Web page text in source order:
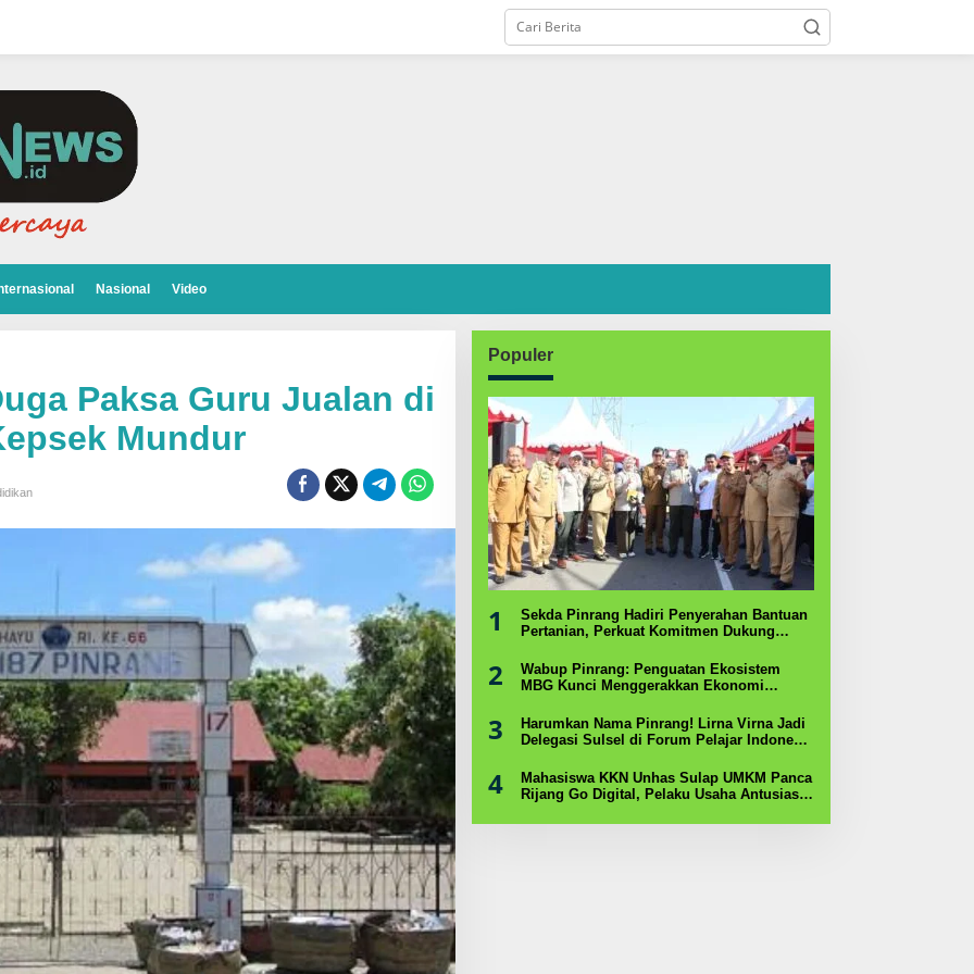
Nasional Video
Paksa Guru Jualan di
Mundur
Populer
1
Sekda Pinrang Hadiri Penyerahan Bantuan
Pertanian, Perkuat Komitmen Dukung
2
Wabup Pinrang: Penguatan Ekosistem
MBG Kunci Menggerakkan Ekonomi
3
Harumkan Nama Pinrang! Lirna Virna Jadi
Delegasi Sulsel di Forum Pelajar Indonesia
4
Mahasiswa KKN Unhas Sulap UMKM Panca
Rijang Go Digital, Pelaku Usaha Antusias